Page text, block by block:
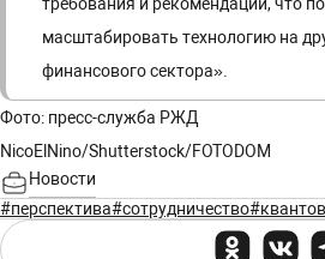
масштабировать технологию на
финансового сектора».
Фото: пресс-служба РЖД
NicoElNino/Shutterstock/FOTODOM
Новости
#перспектива#сотрудничество